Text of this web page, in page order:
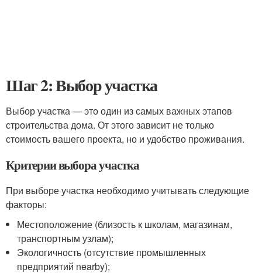
Шаг 2: Выбор участка
Выбор участка — это один из самых важных этапов
строительства дома. От этого зависит не только
стоимость вашего проекта, но и удобство проживания.
Критерии выбора участка
При выборе участка необходимо учитывать следующие
факторы:
Местоположение (близость к школам, магазинам,
транспортным узлам);
Экологичность (отсутствие промышленных
предприятий nearby);